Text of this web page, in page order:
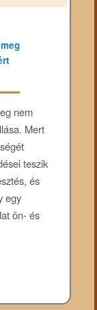
nem
Mert
teszik
és
egy
ön- és